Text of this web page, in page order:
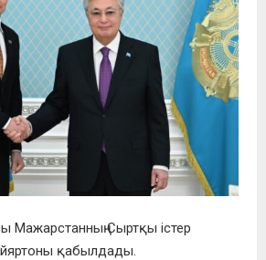
Мажарстанның Сыртқы істер
қабылдады.